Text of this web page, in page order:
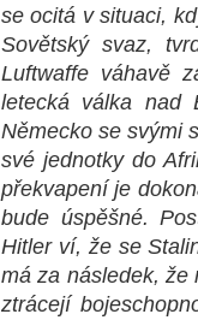
se ocitá v situaci,
Sovětský svaz,
Luftwaffe váhavě
letecká válka nad
Německo se svými
své jednotky do
překvapení je
bude úspěšné.
Hitler ví, že se
má za následek, že
ztrácejí